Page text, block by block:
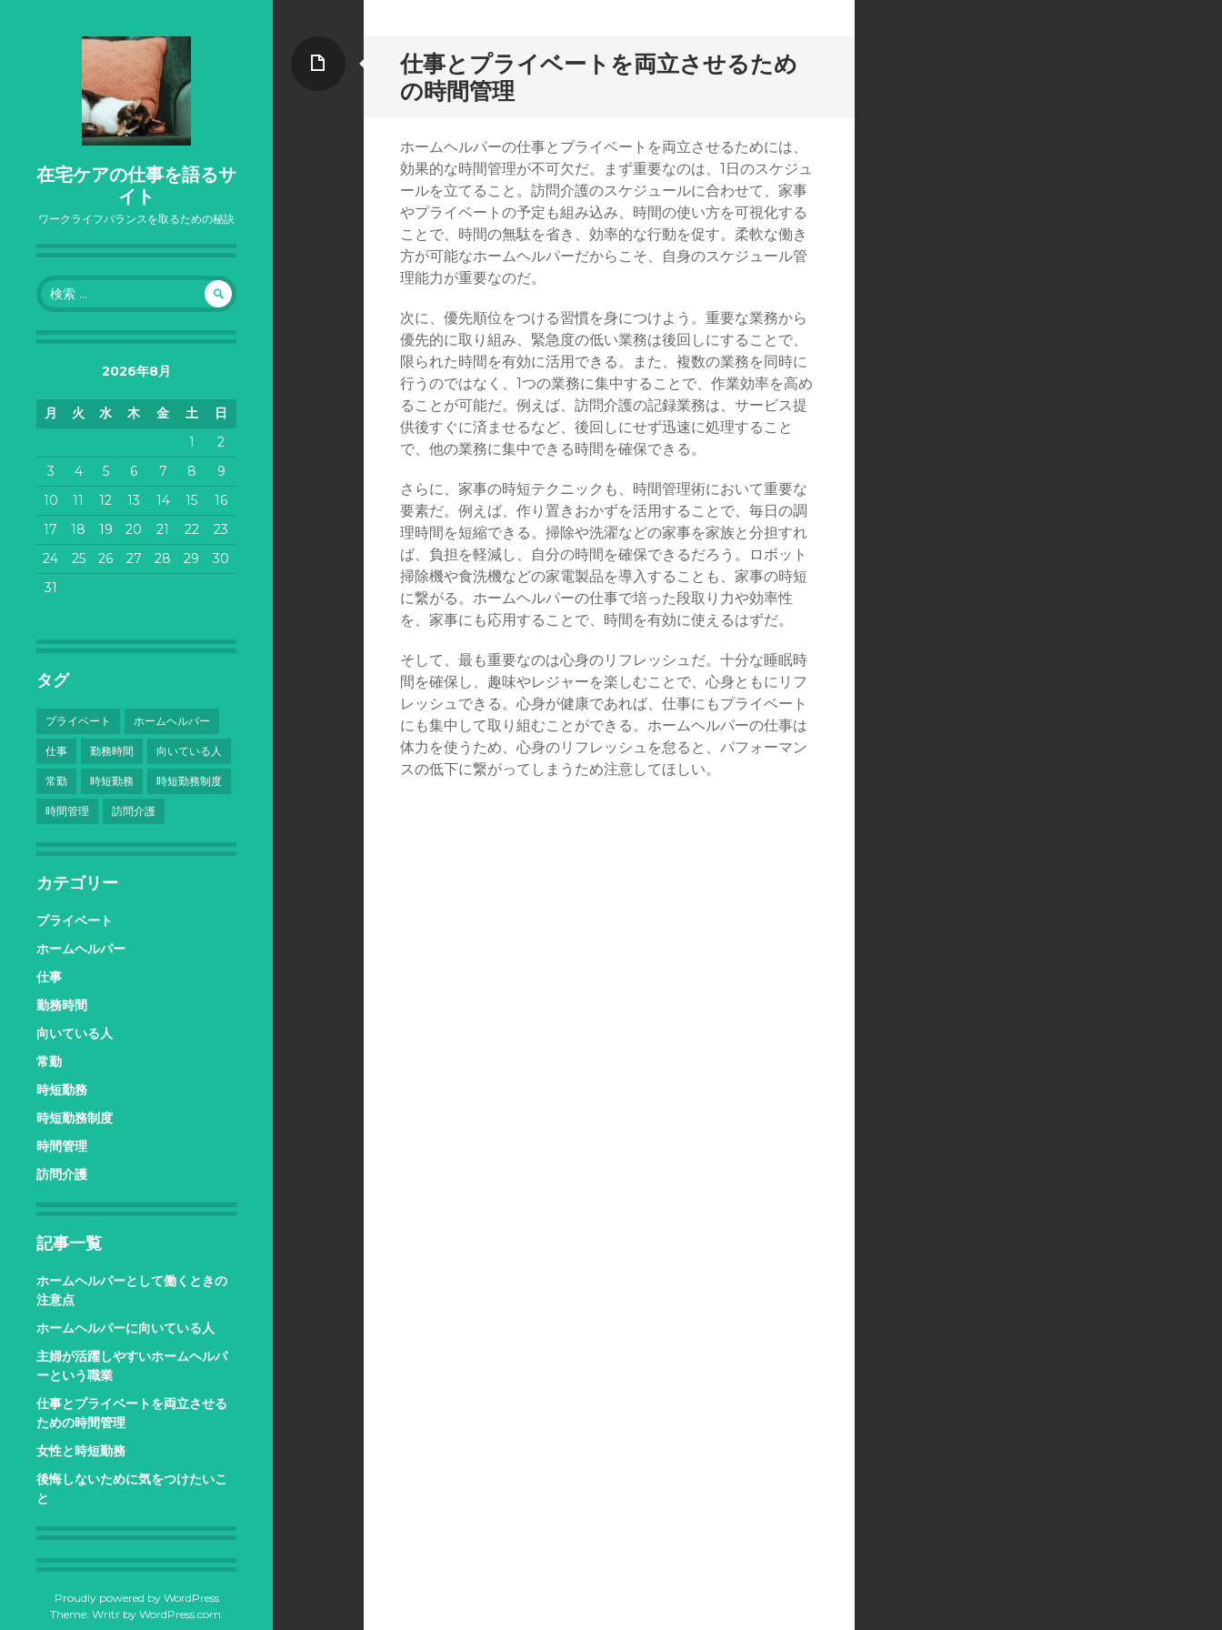
在宅ケアの仕事を語るサ
イト
ワークライフバランスを取るための秘訣
検
索:
2026年8月
月 火 水 木 金 土
日
1
2
3
4 5 6 7 8
9
10
11 12 13 14 15
16
17
18 19 20 21 22
23
24
25 26 27 28 29
30
31
タグ
プライベート ホームヘルパー
仕事 勤務時間 向いている人
常勤 時短勤務 時短勤務制度
時間管理 訪問介護
カテゴリー
プライベート
ホームヘルパー
仕事
勤務時間
向いている人
常勤
時短勤務
時短勤務制度
時間管理
訪問介護
記事一覧
ホームヘルパーとして働くときの
注意点
ホームヘルパーに向いている人
主婦が活躍しやすいホームヘルパ
ーという職業
仕事とプライベートを両立させる
ための時間管理
女性と時短勤務
後悔しないために気をつけたいこ
と
Proudly powered by WordPress
Theme: Writr by WordPress.com.
仕事とプライベートを両立させるため
の時間管理
ホームヘルパーの仕事とプライベートを両立させるためには、
効果的な時間管理が不可欠だ。まず重要なのは、1日のスケジュ
ールを立てること。訪問介護のスケジュールに合わせて、家事
やプライベートの予定も組み込み、時間の使い方を可視化する
ことで、時間の無駄を省き、効率的な行動を促す。柔軟な働き
方が可能なホームヘルパーだからこそ、自身のスケジュール管
理能力が重要なのだ。
次に、優先順位をつける習慣を身につけよう。重要な業務から
優先的に取り組み、緊急度の低い業務は後回しにすることで、
限られた時間を有効に活用できる。また、複数の業務を同時に
行うのではなく、1つの業務に集中することで、作業効率を高め
ることが可能だ。例えば、訪問介護の記録業務は、サービス提
供後すぐに済ませるなど、後回しにせず迅速に処理すること
で、他の業務に集中できる時間を確保できる。
さらに、家事の時短テクニックも、時間管理術において重要な
要素だ。例えば、作り置きおかずを活用することで、毎日の調
理時間を短縮できる。掃除や洗濯などの家事を家族と分担すれ
ば、負担を軽減し、自分の時間を確保できるだろう。ロボット
掃除機や食洗機などの家電製品を導入することも、家事の時短
に繋がる。ホームヘルパーの仕事で培った段取り力や効率性
を、家事にも応用することで、時間を有効に使えるはずだ。
そして、最も重要なのは心身のリフレッシュだ。十分な睡眠時
間を確保し、趣味やレジャーを楽しむことで、心身ともにリフ
レッシュできる。心身が健康であれば、仕事にもプライベート
にも集中して取り組むことができる。ホームヘルパーの仕事は
体力を使うため、心身のリフレッシュを怠ると、パフォーマン
スの低下に繋がってしまうため注意してほしい。